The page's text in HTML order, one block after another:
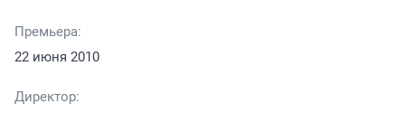
Премьера:
22 июня 2010
Директор: